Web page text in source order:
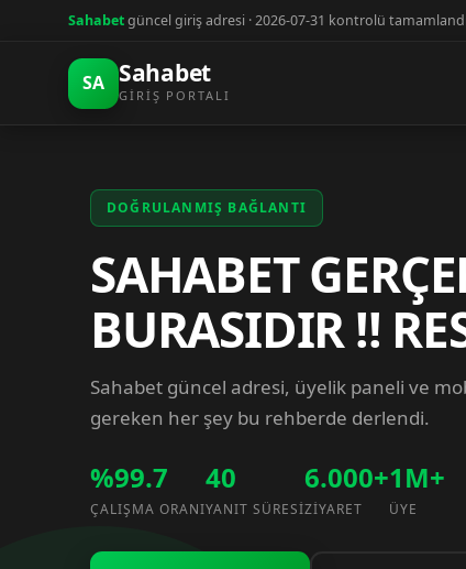
Sahabetgüncel giriş adresi · 2026-07-31 kontrolü tamamlandı
SA Sahabet
GIRIŞ PORTALI
DOĞRULANMIŞ BAĞLANTI
SAHABET
BURASIDIR !!
Sahabet güncel adresi, üyelik paneli ve
gereken her şey bu rehberde derlendi.
%99.7
ÇALIŞMA ORANI
40
YANIT SÜRESI
6.000+
ZIYARET
1M+
ÜYE